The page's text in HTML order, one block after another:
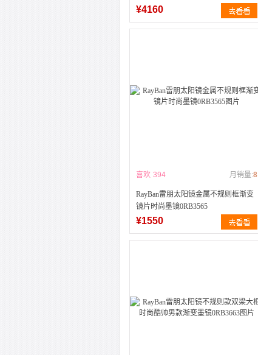
¥4160
喜欢 394 月销量:8
RayBan雷朋太阳镜金属不规则框渐变
镜片时尚墨镜0RB3565
¥1550